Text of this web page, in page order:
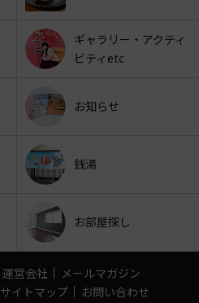
ギャラリー・アクティ
ビティetc
お知らせ
銭湯
お部屋探し
運営会社
メールマガジン
サイトマップ お問い合わせ